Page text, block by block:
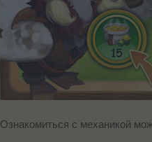
Ознакомиться с механикой